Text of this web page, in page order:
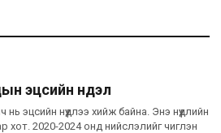
эцсийн нүүдэл
нь эцсийн нүүдлээ хийж байна. Энэ нүүдлийн
хот. 2020-2024 онд нийслэлийг чиглэн